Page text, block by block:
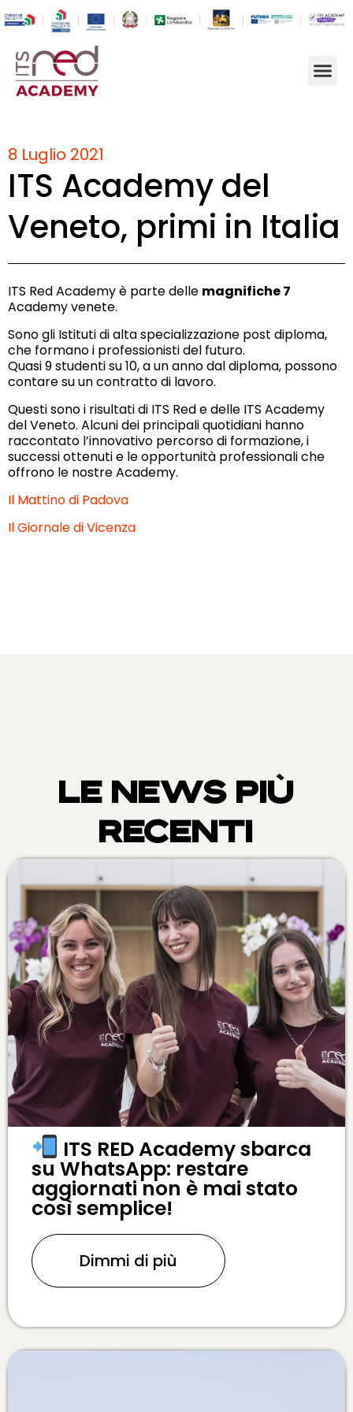
8 Luglio 2021
ITS Academy del
Veneto, primi in Italia
ITS Red Academy è parte delle magnifiche 7
Academy venete.
Sono gli Istituti di alta specializzazione post diploma,
che formano i professionisti del futuro.
Quasi 9 studenti su 10, a un anno dal diploma, possono
contare su un contratto di lavoro.
Questi sono i risultati di ITS Red e delle ITS Academy
del Veneto. Alcuni dei principali quotidiani hanno
raccontato l’innovativo percorso di formazione, i
successi ottenuti e le opportunità professionali che
offrono le nostre Academy.
Il Mattino di Padova
Il Giornale di Vicenza
LE NEWS PIÙ
RECENTI
ITS RED Academy sbarca
su WhatsApp: restare
aggiornati non è mai stato
così semplice!
Dimmi di più